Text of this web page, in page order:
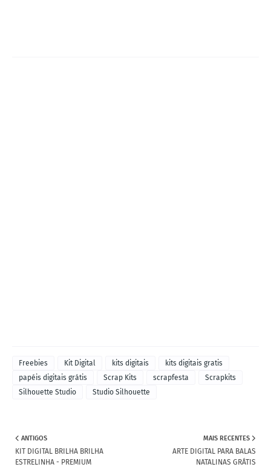
Freebies Kit Digital kits digitais
kits digitais gratis
papéis digitais grátis
Scrap Kits scrapfesta
Scrapkits
Silhouette Studio
Studio Silhouette
MAIS RECENTES
ARTE DIGITAL PARA BALAS
NATALINAS GRÁTIS
ANTIGOS
KIT DIGITAL BRILHA BRILHA
ESTRELINHA - PREMIUM